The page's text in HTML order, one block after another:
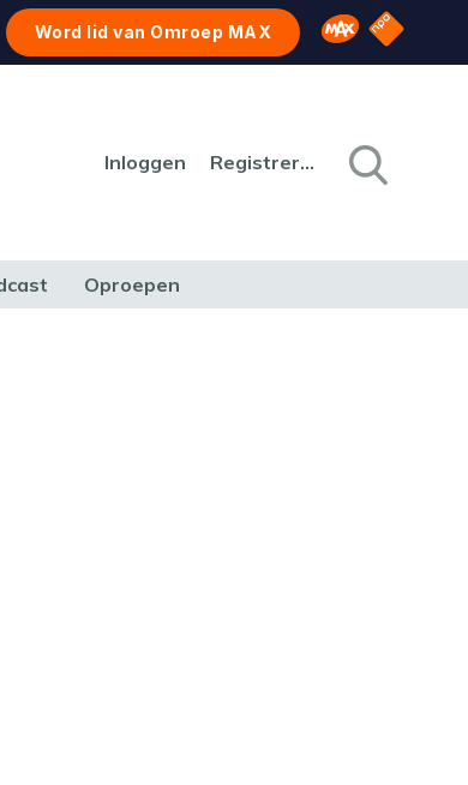
Word lid van Omroep MAX Omroep MAX
NPO
Inloggen Registreren
Oproepen